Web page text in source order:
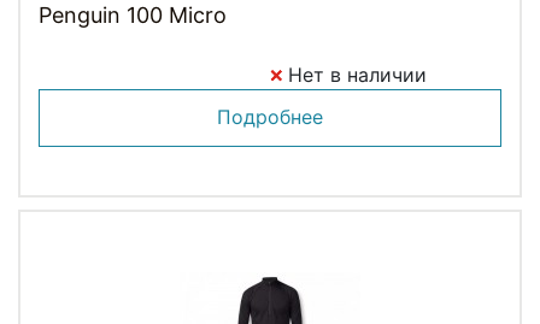
Penguin 100 Micro
Нет в наличии
Подробнее